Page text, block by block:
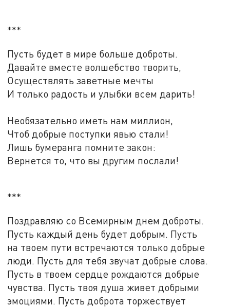
***
Пусть будет в мире больше доброты.
Давайте вместе волшебство творить,
Осуществлять заветные мечты
И только радость и улыбки всем дарить!
Необязательно иметь нам миллион,
Чтоб добрые поступки явью стали!
Лишь бумеранга помните закон:
Вернется то, что вы другим послали!
***
Поздравляю со Всемирным днем доброты.
Пусть каждый день будет добрым. Пусть
на твоем пути встречаются только добрые
люди. Пусть для тебя звучат добрые слова.
Пусть в твоем сердце рождаются добрые
чувства. Пусть твоя душа живет добрыми
эмоциями. Пусть доброта торжествует